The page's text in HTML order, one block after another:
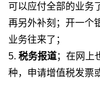
可以应付全部的业务
再另外补刻；开一个
业务往来了；
5. 税务报道；在网上
种，申请增值税发票